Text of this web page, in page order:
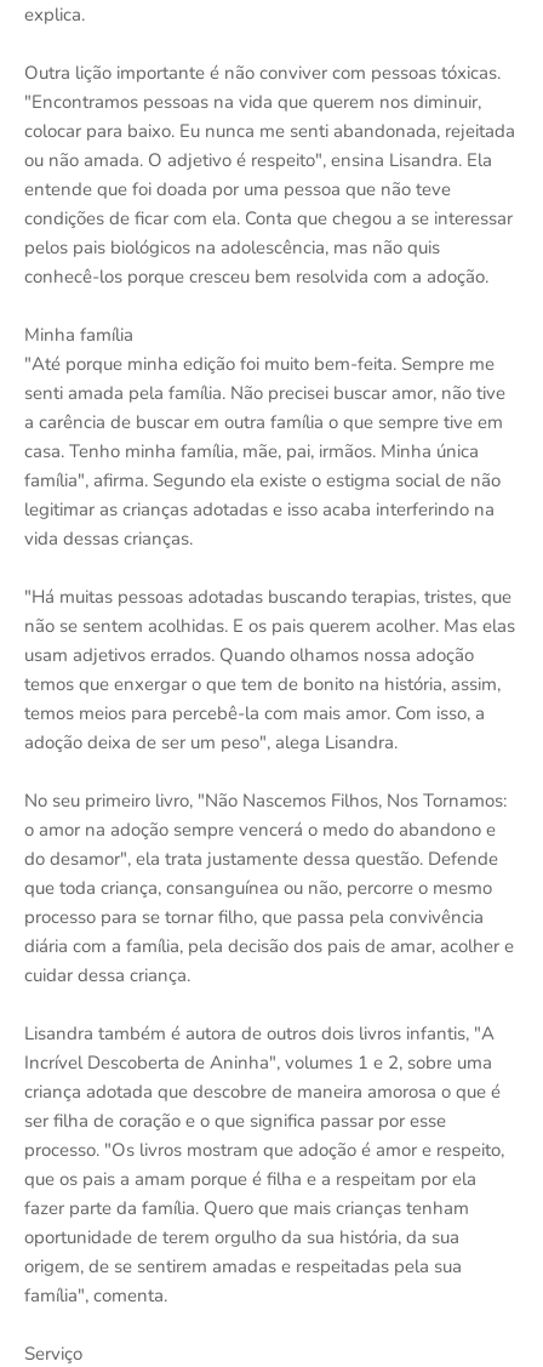
explica.
Outra lição importante é não conviver com pessoas tóxicas.
"Encontramos pessoas na vida que querem nos diminuir,
colocar para baixo. Eu nunca me senti abandonada, rejeitada
ou não amada. O adjetivo é respeito", ensina Lisandra. Ela
entende que foi doada por uma pessoa que não teve
condições de ficar com ela. Conta que chegou a se interessar
pelos pais biológicos na adolescência, mas não quis
conhecê-los porque cresceu bem resolvida com a adoção.
Minha família
"Até porque minha edição foi muito bem-feita. Sempre me
senti amada pela família. Não precisei buscar amor, não tive
a carência de buscar em outra família o que sempre tive em
casa. Tenho minha família, mãe, pai, irmãos. Minha única
família", afirma. Segundo ela existe o estigma social de não
legitimar as crianças adotadas e isso acaba interferindo na
vida dessas crianças.
"Há muitas pessoas adotadas buscando terapias, tristes, que
não se sentem acolhidas. E os pais querem acolher. Mas elas
usam adjetivos errados. Quando olhamos nossa adoção
temos que enxergar o que tem de bonito na história, assim,
temos meios para percebê-la com mais amor. Com isso, a
adoção deixa de ser um peso", alega Lisandra.
No seu primeiro livro, "Não Nascemos Filhos, Nos Tornamos:
o amor na adoção sempre vencerá o medo do abandono e
do desamor", ela trata justamente dessa questão. Defende
que toda criança, consanguínea ou não, percorre o mesmo
processo para se tornar filho, que passa pela convivência
diária com a família, pela decisão dos pais de amar, acolher e
cuidar dessa criança.
Lisandra também é autora de outros dois livros infantis, "A
Incrível Descoberta de Aninha", volumes 1 e 2, sobre uma
criança adotada que descobre de maneira amorosa o que é
ser filha de coração e o que significa passar por esse
processo. "Os livros mostram que adoção é amor e respeito,
que os pais a amam porque é filha e a respeitam por ela
fazer parte da família. Quero que mais crianças tenham
oportunidade de terem orgulho da sua história, da sua
origem, de se sentirem amadas e respeitadas pela sua
família", comenta.
Serviço